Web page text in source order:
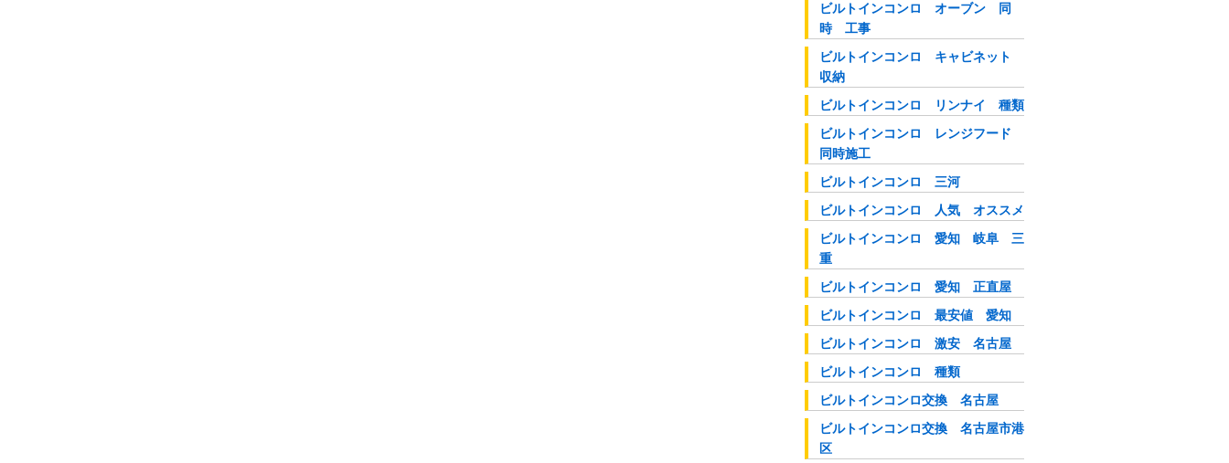
ビルトインコンロ オーブン 同
時 工事
ビルトインコンロ キャビネット
収納
ビルトインコンロ リンナイ 種類
ビルトインコンロ レンジフード
同時施工
ビルトインコンロ 三河
ビルトインコンロ 人気 オススメ
ビルトインコンロ 愛知 岐阜 三
重
ビルトインコンロ 愛知 正直屋
ビルトインコンロ 最安値 愛知
ビルトインコンロ 激安 名古屋
ビルトインコンロ 種類
ビルトインコンロ交換 名古屋
ビルトインコンロ交換 名古屋市港
区